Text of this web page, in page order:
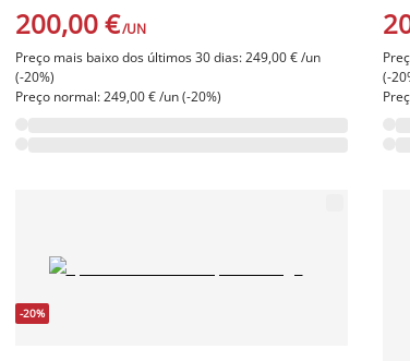
200,00 €/UN
Preço mais baixo dos últimos 30 dias: 249,00 € /un
(-20%)
Preço normal: 249,00 € /un (-20%)
(-
-20%